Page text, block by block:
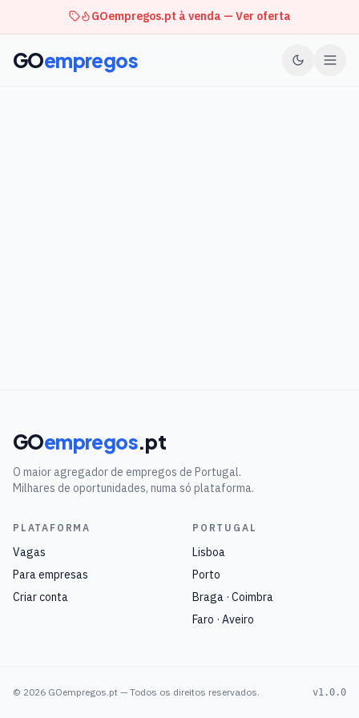
GOempregos.pt à venda — Ver oferta
GOempregos
GOempregos.pt
O maior agregador de empregos de Portugal.
Milhares de oportunidades, numa só plataforma.
PLATAFORMA
Vagas
Para empresas
Criar conta
PORTUGAL
Lisboa
Porto
Braga · Coimbra
Faro · Aveiro
© 2026 GOempregos.pt — Todos os direitos reservados. v1.0.0